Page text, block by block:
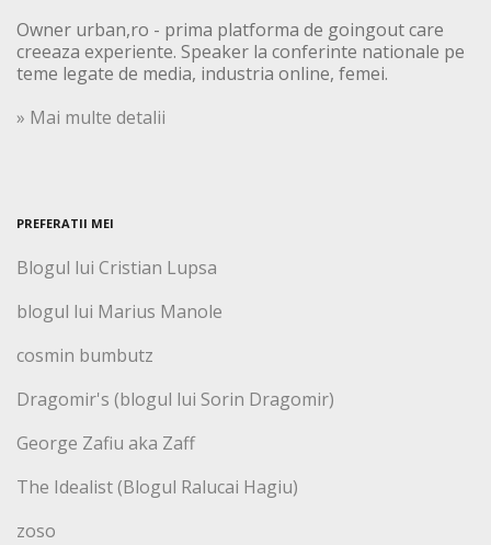
Owner urban,ro - prima platforma de goingout care
creeaza experiente. Speaker la conferinte nationale pe
teme legate de media, industria online, femei.
» Mai multe detalii
PREFERATII MEI
Blogul lui Cristian Lupsa
blogul lui Marius Manole
cosmin bumbutz
Dragomir's (blogul lui Sorin Dragomir)
George Zafiu aka Zaff
The Idealist (Blogul Ralucai Hagiu)
zoso